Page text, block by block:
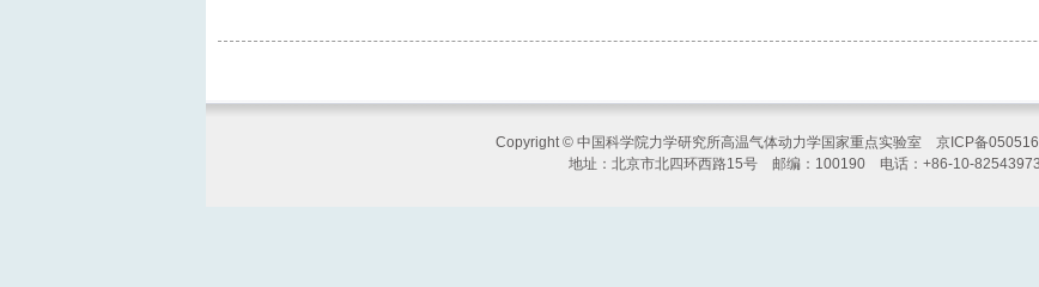
Copyright © 中国科学院力学研究所高温气体动力学国家重点实验室 京ICP备
地址：北京市北四环西路15号 邮编：100190 电话：+86-10-82543973